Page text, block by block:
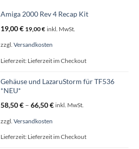
Amiga 2000 Rev 4 Recap Kit
19,00€ 19,00€ inkl. MwSt.
zzgl. Versandkosten
Lieferzeit: Lieferzeit im Checkout
Gehäuse und LazaruStorm für TF536
*NEU*
58,50€ – 66,50€ inkl. MwSt.
zzgl. Versandkosten
Lieferzeit: Lieferzeit im Checkout